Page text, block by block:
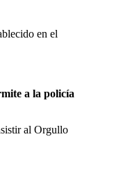
en el
a la policía
al Orgullo